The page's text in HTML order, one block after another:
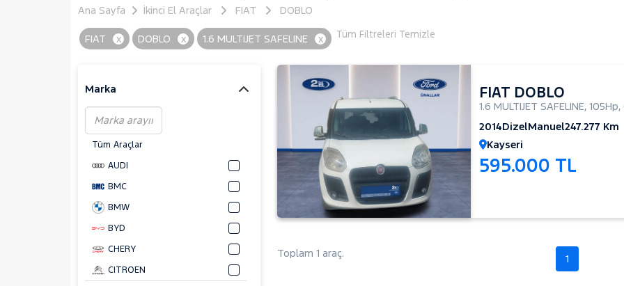
Modeller >
Kasalar >
VOLKSWAGEN
CITROEN(20) DACIA
HYUNDAI(14)
SKODA
Ana Sayfa
İkinci El Araçlar FIAT DOBLO
Tüm Filtreleri Temizle
FIAT x DOBLO x 1.6 MULTIJET SAFELINE x
Marka
Tüm Araçlar
AUDI
BMC
BMW
BYD
CHERY
CITROEN
FIAT DOBLO
1.6 MULTIJET SAFELINE, 105Hp,
2014DizelManuel247.277 Km
Kayseri
595.000 TL
Toplam 1 araç. 1